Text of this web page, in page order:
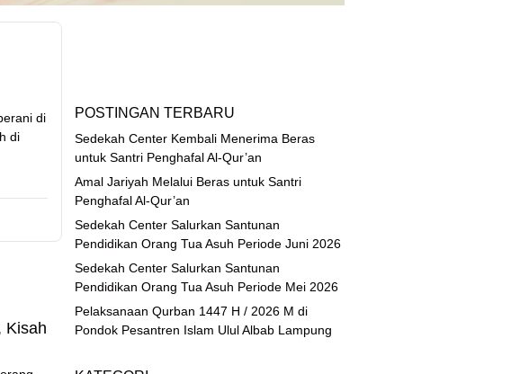
di
di
Kisah
POSTINGAN TERBARU
Sedekah Center Kembali Menerima Beras
untuk Santri Penghafal Al-Qur’an
Amal Jariyah Melalui Beras untuk Santri
Penghafal Al-Qur’an
Sedekah Center Salurkan Santunan
Pendidikan Orang Tua Asuh Periode Juni 2026
Sedekah Center Salurkan Santunan
Pendidikan Orang Tua Asuh Periode Mei 2026
Pelaksanaan Qurban 1447 H / 2026 M di
Pondok Pesantren Islam Ulul Albab Lampung